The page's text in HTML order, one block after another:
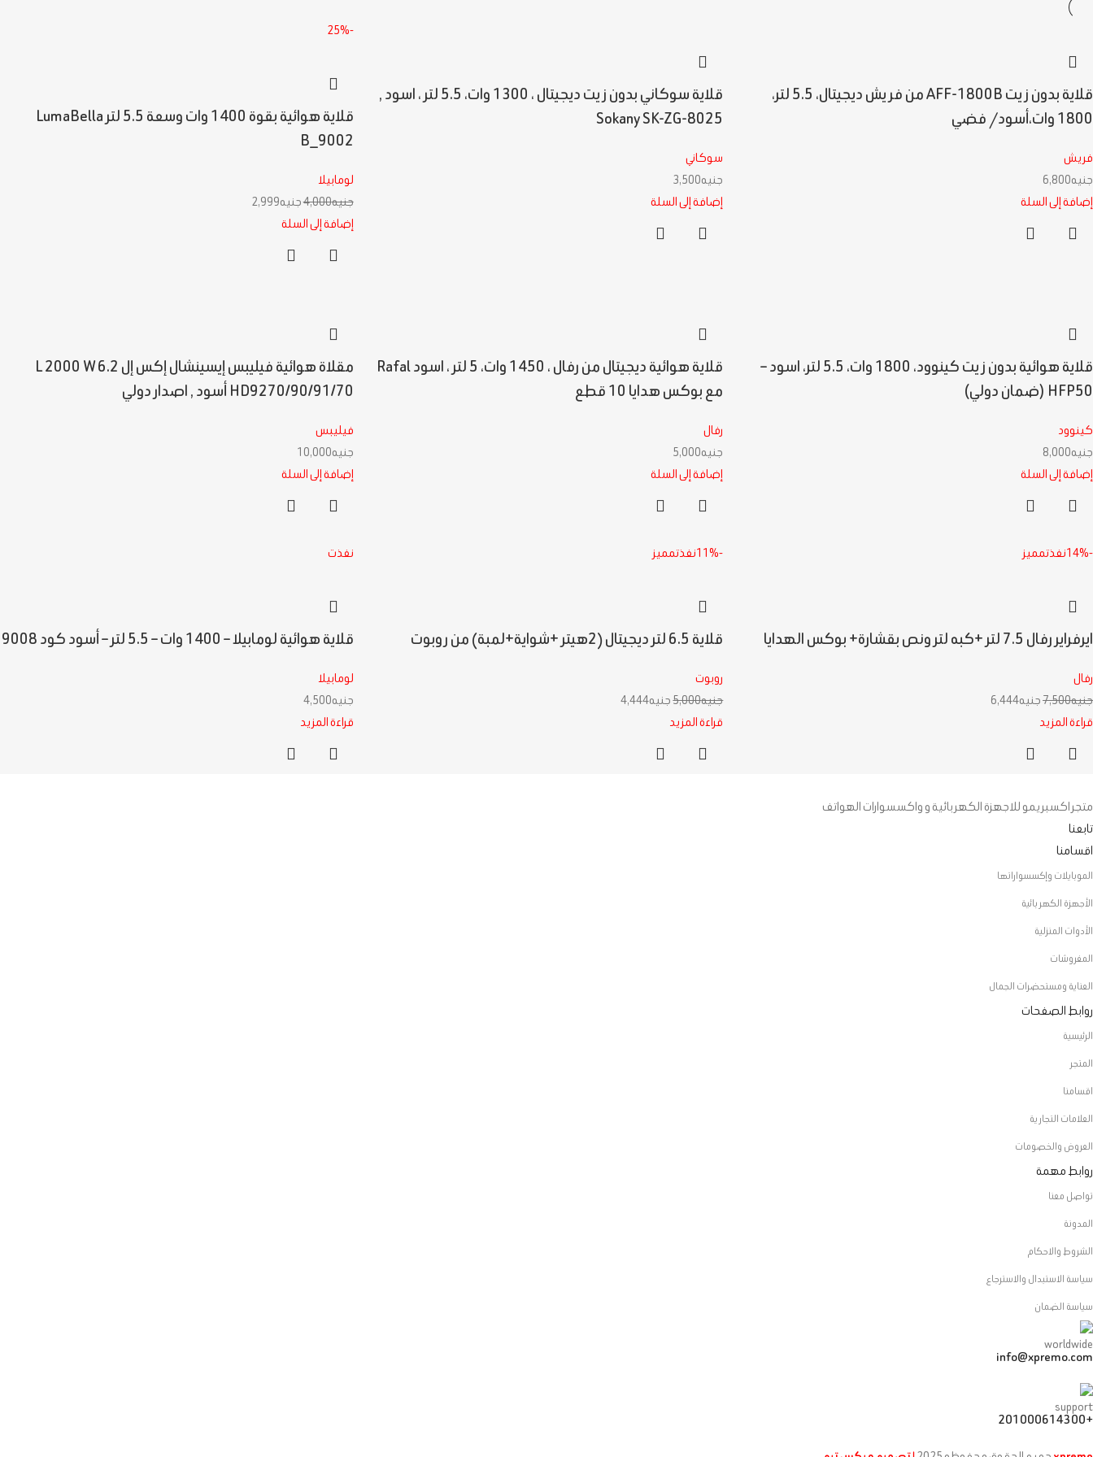
قلاية بدون زيت AFF-1800B من فريش ديجيتال، 5.5 لتر،
1800 وات،أسود/ فضي
فريش
جنيه6,800
إضافة إلى السلة
قلاية سوكاني بدون زيت ديجيتال ، 1300 وات، 5.5 لتر ، اسود ,
Sokany SK-ZG-8025
سوكاني
جنيه3,500
إضافة إلى السلة
-25%
قلاية هوائية بقوة 1400 وات وسعة 5.5 لتر LumaBella
B_9002
لومابيلا
جنيه4,000جنيه2,999
إضافة إلى السلة
قلاية هوائية بدون زيت كينوود، 1800 وات، 5.5 لتر، اسود –
HFP50 (ضمان دولي)
كينوود
جنيه8,000
إضافة إلى السلة
قلاية هوائية ديجيتال من رفال ، 1450 وات، 5 لتر ، اسود Rafal
مع بوكس هدايا 10 قطع
رفال
جنيه5,000
إضافة إلى السلة
مقلاة هوائية فيليبس إيسينشال إكس إل 6.2 L 2000 W
HD9270/90/91/70 أسود , اصدار دولي
فيليبس
جنيه10,000
إضافة إلى السلة
-14% نفذتمميز
ايرفراير رفال 7.5 لتر +كبه لتر ونص بقشارة+ بوكس الهدايا
رفال
جنيه7,500جنيه6,444
قراءة المزيد
-11% نفذتمميز
قلاية 6.5 لتر ديجيتال (2هيتر +شواية+لمبة) من روبوت
روبوت
جنيه5,000جنيه4,444
قراءة المزيد
نفذت
قلاية هوائية لومابيلا – 1400 وات – 5.5 لتر – أسود كود 9008
لومابيلا
جنيه4,500
قراءة المزيد
متجر اكسبريمو للاجهزة الكهربائية و واكسسوارات الهواتف
تابعنا
اقسامنا
الموبايلات وإكسسواراتها
الأجهزة الكهربائية
الأدوات المنزلية
المفروشات
العناية ومستحضرات الجمال
روابط الصفحات
الرئيسية
المتجر
اقسامنا
العلامات التجارية
العروض والخصومات
روابط مهمة
تواصل معنا
المدونة
الشروط والاحكام
سياسة الاستبدال والاسترجاع
سياسة الضمان
info@xpremo.com
+201000614300